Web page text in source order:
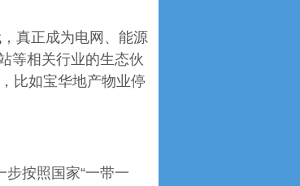
真正成为电网、能源
等相关行业的生态伙
比如宝华地产物业停
按照国家“一带一